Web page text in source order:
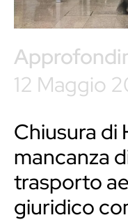
12 Maggio
Chiusura di
mancanza
trasporto
giuridico